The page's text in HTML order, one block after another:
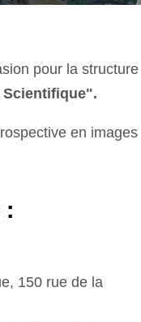
pour la structure
Scientifique".
en images
150 rue de la